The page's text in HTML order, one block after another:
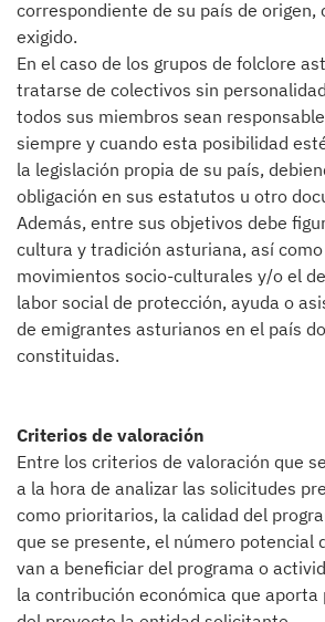
correspondiente de su país de origen,
exigido.
En el caso de los grupos de folclore
tratarse de colectivos sin
todos sus miembros sean
siempre y cuando esta posibilidad
la legislación propia de su país,
obligación en sus estatutos u otro
Además, entre sus objetivos debe
cultura y tradición asturiana, así
movimientos socio-culturales y/o el
labor social de protección, ayuda o
de emigrantes asturianos en el país
constituidas.
Criterios de valoración
Entre los criterios de valoración que
a la hora de analizar las solicitudes
como prioritarios, la calidad del
que se presente, el número potencial
van a beneficiar del programa o
la contribución económica que aporta